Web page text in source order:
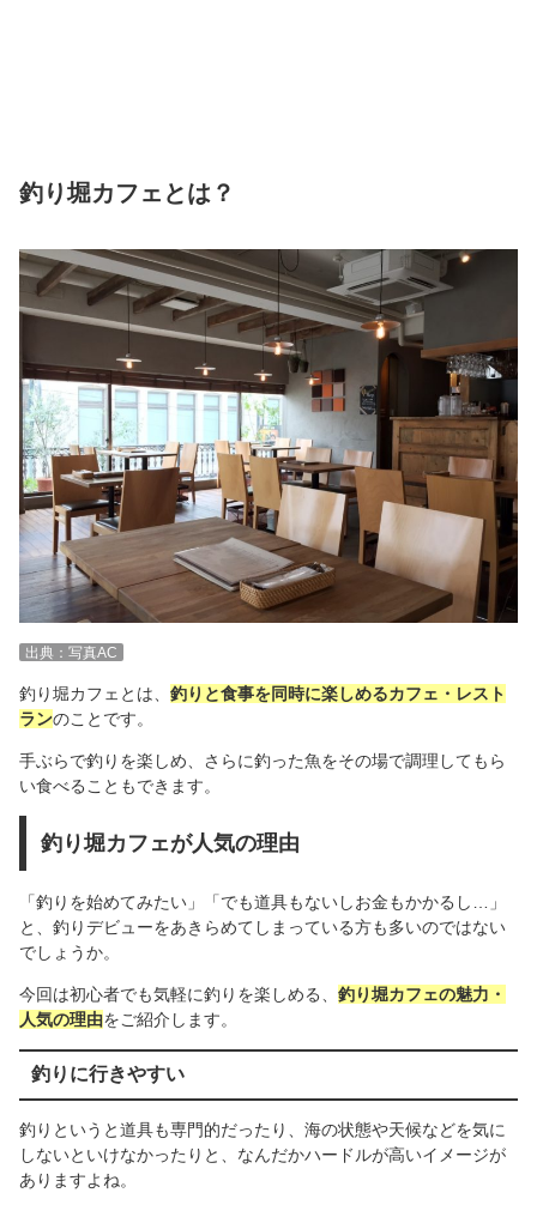
釣り堀カフェとは？
出典：写真AC
釣り堀カフェとは、 釣りと食事を同時に楽しめるカフェ・レスト
ランのことです。
手ぶらで釣りを楽しめ、さらに釣った魚をその場で調理してもら
い食べることもできます。
釣り堀カフェが人気の理由
「釣りを始めてみたい」「でも道具もないしお金もかかるし…」
と、釣りデビューをあきらめてしまっている方も多いのではない
でしょうか。
今回は初心者でも気軽に釣りを楽しめる、 釣り堀カフェの魅力・
人気の理由をご紹介します。
釣りに行きやすい
釣りというと道具も専門的だったり、海の状態や天候などを気に
しないといけなかったりと、なんだかハードルが高いイメージが
ありますよね。